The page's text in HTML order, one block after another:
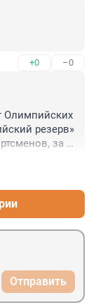
+0 –0
Олимпийских
резерв»
за
Отправить